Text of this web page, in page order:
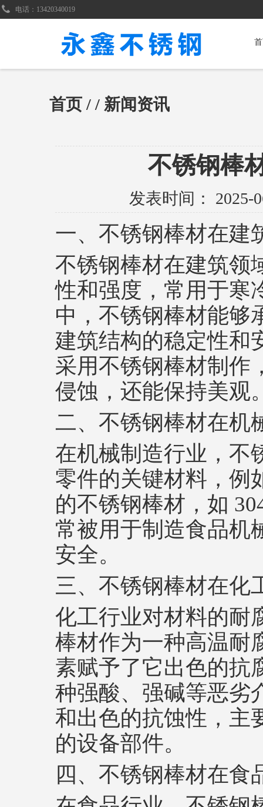
电话：13420340019
首页 / / 新闻资讯
不锈钢棒
发表时间： 2025-
一、不锈钢棒材在建
不锈钢棒材在建筑领
性和强度，常用于寒
中，不锈钢棒材能够
建筑结构的稳定性和
采用不锈钢棒材制作
侵蚀，还能保持美观
二、不锈钢棒材在机
在机械制造行业，不
零件的关键材料，例
的不锈钢棒材，如
常被用于制造食品机
安全。
三、不锈钢棒材在化
化工行业对材料的耐
棒材作为一种高温耐
素赋予了它出色的抗
种强酸、强碱等恶劣
和出色的抗蚀性，主
的设备部件。
四、不锈钢棒材在食